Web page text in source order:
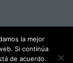
la mejor
Si continúa
de acuerdo.